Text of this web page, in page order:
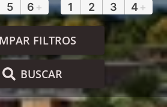
5 6 + 1 2 3 4 +
FILTROS
BUSCAR